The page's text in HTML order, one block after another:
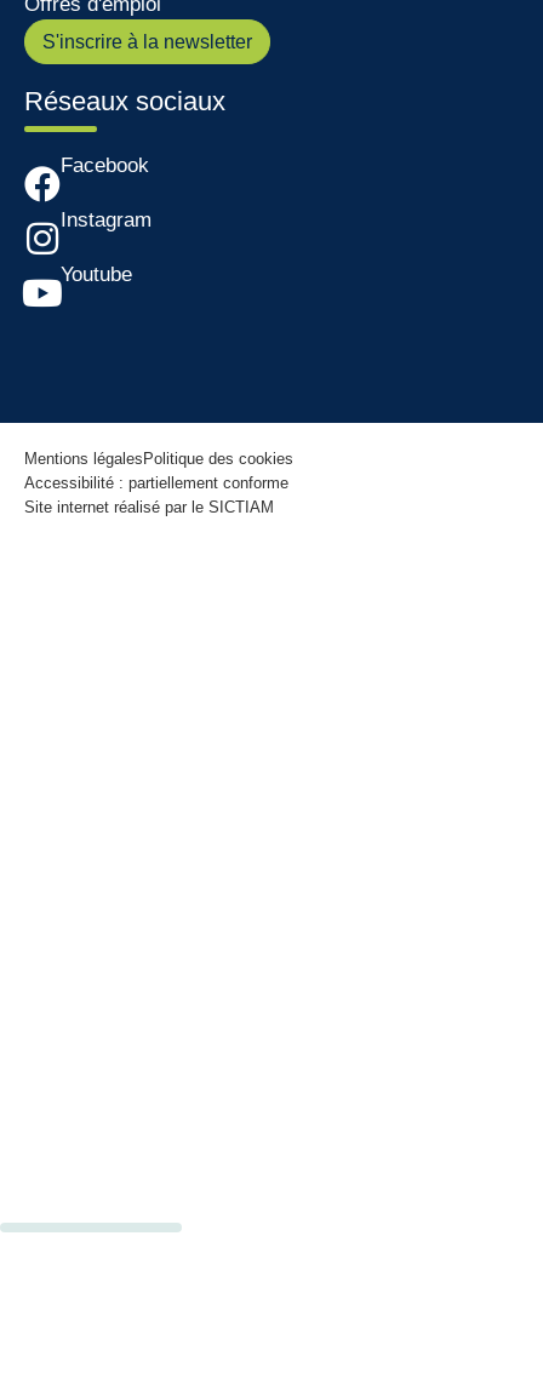
S'inscrire à la newsletter
Réseaux sociaux
Facebook
Instagram
Youtube
Mentions légales Politique des cookies
Accessibilité : partiellement conforme
Site internet réalisé par le SICTIAM